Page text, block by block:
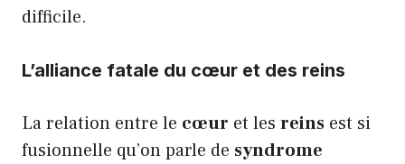
difficile.
L’alliance fatale du cœur et des reins
La relation entre le cœur et les reins est si
fusionnelle qu’on parle de syndrome